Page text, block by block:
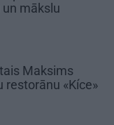
mākslu
Maksims
restorānu «Kíce»